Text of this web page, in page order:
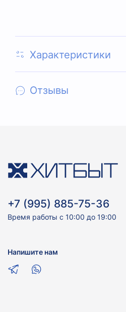
Характеристики
Отзывы
+7 (995) 885-75-36
Время работы с 10:00 до 19:00
Напишите нам